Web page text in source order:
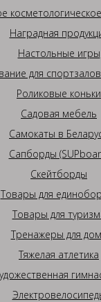
Наградная
Настольные игры
для
Роликовые коньки
Садовая мебель
Самокаты в
Сапборды
Скейтборды
Товары для
Товары для
Тренажеры для
Тяжелая атлетика